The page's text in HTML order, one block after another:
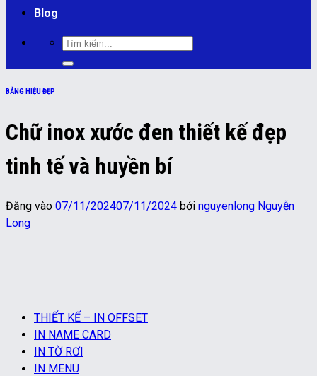
Blog
Tìm
kiếm:
BẢNG HIỆU ĐẸP
Chữ inox xước đen thiết kế đẹp
tinh tế và huyền bí
Đăng vào 07/11/202407/11/2024 bởi nguyenlong Nguyễn
Long
THIẾT KẾ – IN OFFSET
IN NAME CARD
IN TỜ RƠI
IN MENU